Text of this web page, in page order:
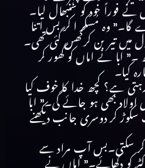
فوراً خود کو سنبھال لیا۔
گا۔” وہ مُسکر ا کر بس اتنا
میں تیر بن کرگھس گئی تھی۔
۔” ابا نے اماں کو گھور کر
کیا۔
ہے؟ کچھ خدا کا خوف کیا
بھی ہو جائے گی۔” ابا
سکوڑ کر دوسری جانب دیکھنے
کر سکتی۔بس آپ مراد سے
کو دکھائے۔” اماں نے